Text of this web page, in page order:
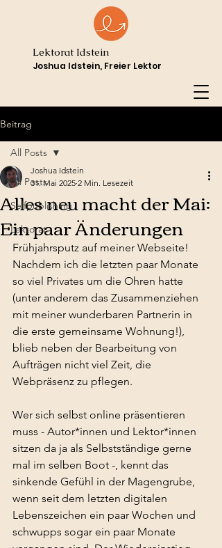
Lektorat Idstein
Joshua Idstein, Freier Lektor
Beitrag
All Posts
Selfpublishing
Lektorat
All Posts
Alles neu macht der Mai:
Ein paar Änderungen
Joshua Idstein
31. Mai 2025 2 Min. Lesezeit
Frühjahrsputz auf meiner Webseite!
Nachdem ich die letzten paar Monate
so viel Privates um die Ohren hatte
(unter anderem das Zusammenziehen
mit meiner wunderbaren Partnerin in
die erste gemeinsame Wohnung!),
blieb neben der Bearbeitung von
Aufträgen nicht viel Zeit, die
Webpräsenz zu pflegen.
Wer sich selbst online präsentieren
muss - Autor*innen und Lektor*innen
sitzen da ja als Selbstständige gerne
mal im selben Boot -, kennt das
sinkende Gefühl in der Magengrube,
wenn seit dem letzten digitalen
Lebenszeichen ein paar Wochen und
schwupps sogar ein paar Monate